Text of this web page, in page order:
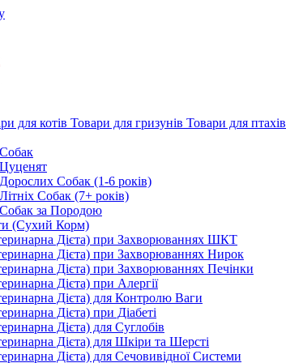
для котів Товари для гризунів Товари для птахів
Собак (1-6 років)
Собак (7+ років)
за Породою
(Сухий Корм)
Дієта) при Захворюваннях ШКТ
Дієта) при Захворюваннях Нирок
Дієта) при Захворюваннях Печінки
Дієта) при Алергії
Дієта) для Контролю Ваги
Дієта) при Діабеті
Дієта) для Суглобів
Дієта) для Шкіри та Шерсті
Дієта) для Сечовивідної Системи